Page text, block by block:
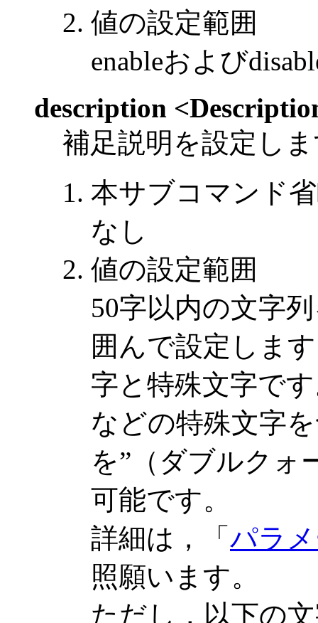
値の設定範囲
enableおよび
description
補足説明を設定し
本サブコマンド
なし
値の設定範囲
50字以内の文字
囲んで設定しま
字と特殊文字で
などの特殊文字
を”（ダブルクォ
可能です。
詳細は，「 パラ
照願います。
ただし，以下の